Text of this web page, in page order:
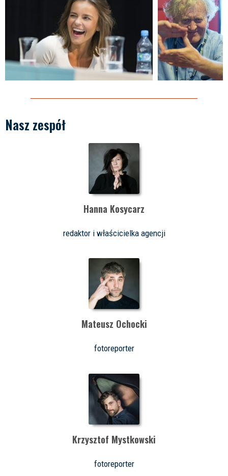
Nasz zespół
Hanna Kosycarz
redaktor i właścicielka agencji
Mateusz Ochocki
fotoreporter
Krzysztof Mystkowski
fotoreporter